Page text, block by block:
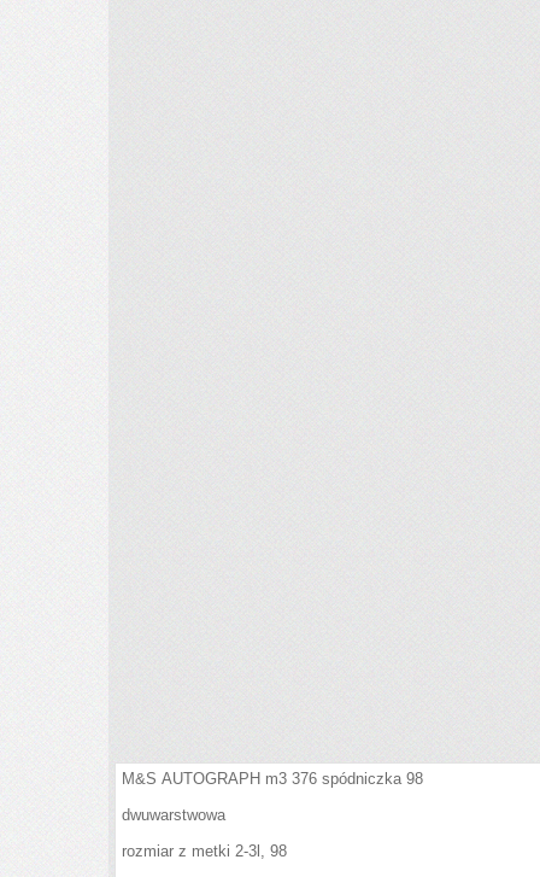
M&S AUTOGRAPH m3 376 spódniczka 98
dwuwarstwowa
rozmiar z metki 2-3l, 98